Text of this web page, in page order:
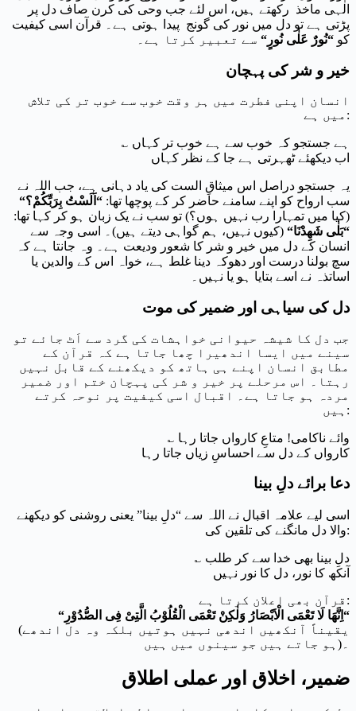
الٰہی ماخذ رکھتے ہیں، اس لئے جب وحی کی کرن صاف دل پر
پڑتی ہے تو دل میں نور کی گونج پیدا ہوتی ہے۔ قرآن اسی کیفیت
کو “نُورٌ عَلٰی نُورٍ “ سے تعبیر کرتا ہے۔
خیر و شر کی پہچان
انسان اپنی فطرت میں ہر وقت خوب سے خوب تر کی تلاش
میں ہے:
؎ ہے جستجو کہ خوب سے ہے خوب تر کہاں
اب دیکھئے ٹھہرتی ہے جا کے نظر کہاں
یہ جستجو دراصل اس میثاقِ الست کی یاد دہانی ہے، جب اللہ نے
سب ارواح کو اپنے سامنے حاضر کر کے پوچھا تھا: “ اَلَسْتُ بِرَبِّکُمْ؟“
(کیا میں تمہارا رب نہیں ہوں؟) تو سب نے یک زبان ہو کر کہا تھا:
“بَلٰی شَھِدْنَا“ (کیوں نہیں، ہم گواہی دیتے ہیں)۔ اسی وجہ سے
انسان کے دل میں خیر و شر کا شعور ودیعت ہے۔ وہ جانتا ہے کہ
سچ بولنا درست اور دھوکہ دینا غلط ہے، خواہ اس کے والدین یا
اساتذہ نے اسے بتایا ہو یا نہیں۔
دل کی سیاہی اور ضمیر کی موت
جب دل کا شیشہ حیوانی خواہشات کی گرد سے اَٹ جائے تو
سینے میں ایسا اندھیرا چھا جاتا ہے کہ قرآن کے
مطابق انسان اپنے ہی ہاتھ کو دیکھنے کے قابل نہیں
رہتا۔ اس مرحلے پر خیر و شر کی پہچان ختم اور ضمیر
مردہ ہو جاتا ہے۔ اقبال اسی کیفیت پر نوحہ کرتے
ہیں:
؎ وائے ناکامی! متاعِ کارواں جاتا رہا
کارواں کے دل سے احساسِ زیاں جاتا رہا
دعا برائے دلِ بینا
اسی لیے علامہ اقبال نے اللہ سے “دلِ بینا” یعنی روشنی کو دیکھنے
والا دل مانگنے کی تلقین کی:
؎ دلِ بینا بھی خدا سے کر طلب
آنکھ کا نور، دل کا نور نہیں
قرآن بھی اعلان کرتا ہے:
“ اِنَّھَا لَا تَعْمَی الْاَبْصَارُ وَلٰکِنْ تَعْمَی الْقُلُوْبُ الَّتِیْ فِی الصُّدُوْرِ“
(یقیناً آنکھیں اندھی نہیں ہوتیں بلکہ وہ دل اندھے
ضمیر، اخلاق اور عملی اطلاق